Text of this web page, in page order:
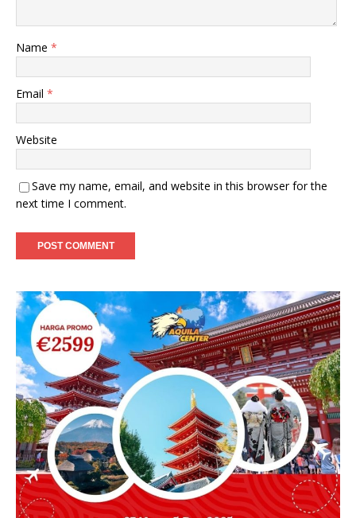
Name *
Email *
Website
Save my name, email, and website in this browser for the
next time I comment.
t
e
n
a
t
i
v
e
: